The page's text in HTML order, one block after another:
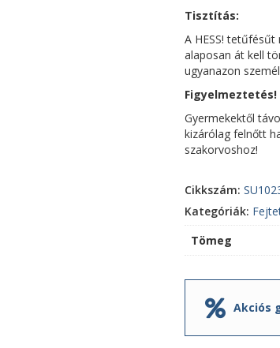
Tisztítás:
A HESS!
alaposan át kell
ugyanazon
Figyelmeztetés!
Gyermekektől
kizárólag felnőtt
szakorvoshoz!
Cikkszám:
Kategóriák:
Tömeg
Akciós